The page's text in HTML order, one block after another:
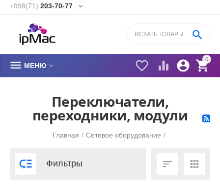
+998(71) 203-70-77 
0


 

 МЕНЮ 
Переключатели,
переходники, модули
Главная / Сетевое оборудование /
 Фильтры  